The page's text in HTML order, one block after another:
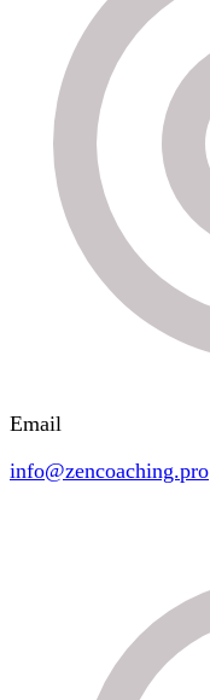
Email
info@zencoaching.pro